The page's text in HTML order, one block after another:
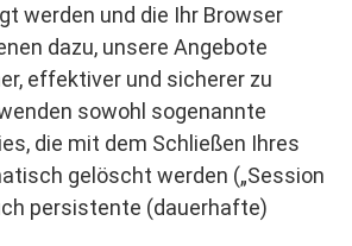
werden und die Ihr Browser
dazu, unsere Angebote
effektiver und sicherer zu
sowohl sogenannte
die mit dem Schließen Ihres
gelöscht werden („Session
persistente (dauerhafte)